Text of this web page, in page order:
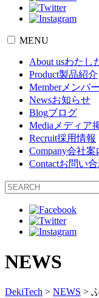
MENU
About usわたし
Product製品紹介
Memberメンバ
Newsお知らせ
Blogブログ
Media メディア
Recruit採用情報
Company会社案
Contactお問い
NEWS
DekiTech > NEWS >